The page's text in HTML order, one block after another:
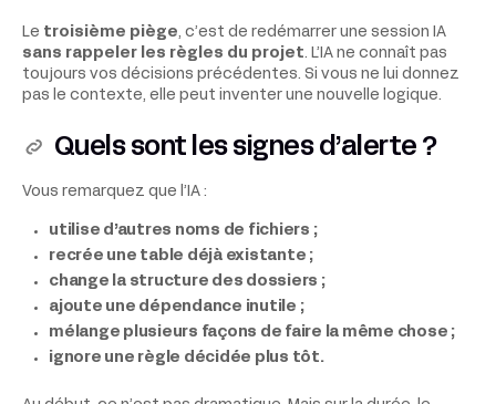
Le troisième piège, c’est de redémarrer une session IA
sans rappeler les règles du projet. L’IA ne connaît pas
toujours vos décisions précédentes. Si vous ne lui donnez
pas le contexte, elle peut inventer une nouvelle logique.
Quels sont les signes d’alerte ?
Vous remarquez que l’IA :
utilise d’autres noms de fichiers ;
recrée une table déjà existante ;
change la structure des dossiers ;
ajoute une dépendance inutile ;
mélange plusieurs façons de faire la même chose ;
ignore une règle décidée plus tôt.